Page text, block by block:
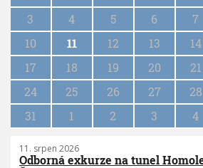
a
i
o
3
4 5 6 7
10
11 12 13 14
17
18 19 20 21
24
25 26 27 28
31
1 2 3 4
11. srpen 2026
Odborná exkurze na tunel